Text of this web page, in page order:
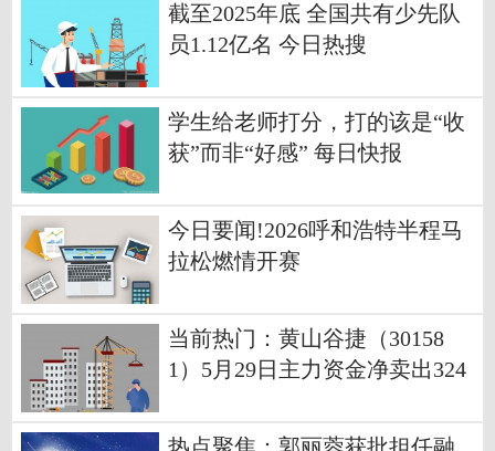
截至2025年底 全国共有少先队
员1.12亿名 今日热搜
学生给老师打分，打的该是“收
获”而非“好感” 每日快报
今日要闻!2026呼和浩特半程马
拉松燃情开赛
当前热门：黄山谷捷（30158
1）5月29日主力资金净卖出324